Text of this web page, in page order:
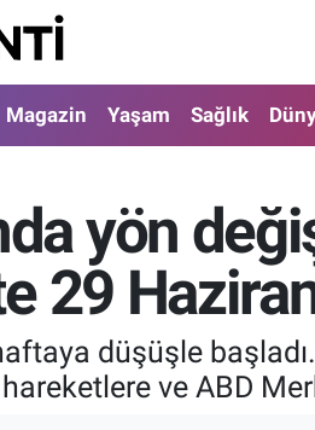
Magazin Yaşam Sağlık
yön
29
düşüşle
ve ABD